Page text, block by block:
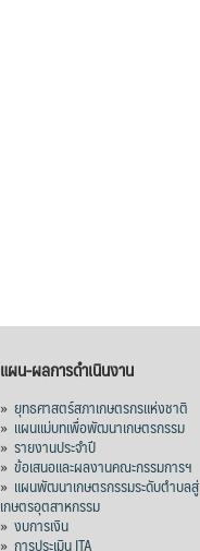
แผน-ผลการดำเนินงาน
» ยุทธศาสตร์สภาเกษตรกรแห่งชาติ
» แผนแม่บทเพื่อพัฒนาเกษตรกรรม
» รายงานประจำปี
» ข้อเสนอและผลงานคณะกรรมการฯ
» แผนพัฒนาเกษตรกรรมระดับตำบลสู่
เกษตรอุตสาหกรรม
» งบการเงิน
» การประเมิน ITA